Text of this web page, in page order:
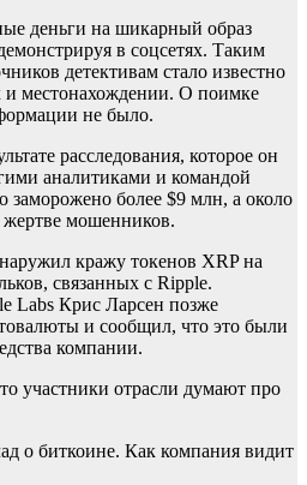
деньги на шикарный образ
в соцсетях. Таким
детективам стало известно
и местонахождении. О поимке
не было.
расследования, которое он
аналитиками и командой
заморожено более $9 млн, а около
мошенников.
кражу токенов XRP на
связанных с Ripple.
Labs Крис Ларсен позже
и сообщил, что это были
компании.
участники отрасли думают про
о биткоине. Как компания видит